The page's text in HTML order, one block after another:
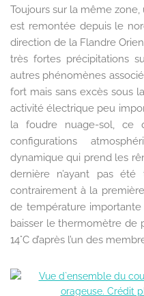
Toujours sur la même
est remontée depuis le
direction de la Flandre
très fortes précipitations
autres phénomènes
fort mais sans excès sous
activité électrique peu
la foudre nuage-sol, ce
configurations
dynamique qui prend les
dernière n’ayant pas
contrairement à la
de température
baisser le thermomètre de
14°C d’après l’un des